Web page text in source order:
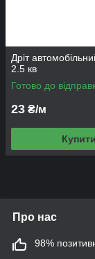
Дріт
2.5 кв
Готово до
23 ₴/м
Купити
Про нас
98%